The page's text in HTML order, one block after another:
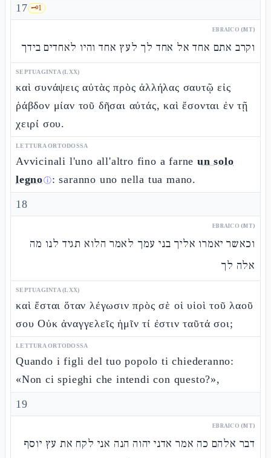
17 🗝️1
EBRAICO (MT)
וקרב אתם אחד אל אחד לך לעץ אחד והיו לאחדים בידך
SEPTUAGINTA (LXX)
καὶ συνάψεις αὐτὰς πρὸς ἀλλήλας σαυτῷ εἰς
ῥάβδον μίαν τοῦ δῆσαι αὐτάς, καὶ ἔσονται ἐν τῇ
χειρί σου.
LETTURA ORTODOSSA
Avvicinali l'uno all'altro fino a farne un solo
legnoⓘ: saranno uno nella tua mano.
18
EBRAICO (MT)
וכאשר יאמרו אליך בני עמך לאמר הלוא תגיד לנו מה
אלה לך
SEPTUAGINTA (LXX)
καὶ ἔσται ὅταν λέγωσιν πρὸς σὲ οἱ υἱοὶ τοῦ λαοῦ
σου Οὐκ ἀναγγελεῖς ἡμῖν τί ἐστιν ταῦτά σοι;
LETTURA ORTODOSSA
Quando i figli del tuo popolo ti chiederanno:
«Non ci spieghi che intendi con questo?»,
19
EBRAICO (MT)
דבר אלהם כה אמר אדני יהוה הנה אני לקח את עץ יוסף